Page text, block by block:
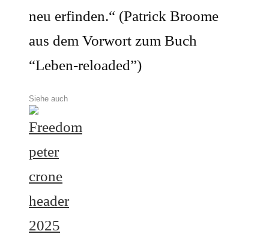
neu erfinden.“ (Patrick Broome
aus dem Vorwort zum Buch
“Leben-reloaded”)
Siehe auch